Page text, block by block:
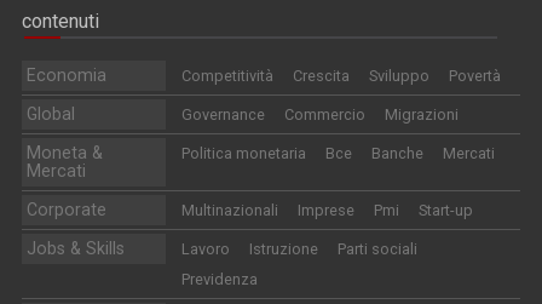
contenuti
Economia Competitività Crescita Sviluppo Povertà
Global Governance Commercio Migrazioni
Moneta &
Mercati
Politica monetaria Bce Banche Mercati
Corporate Multinazionali Imprese Pmi Start-up
Jobs & Skills Lavoro Istruzione
Parti sociali
Previdenza